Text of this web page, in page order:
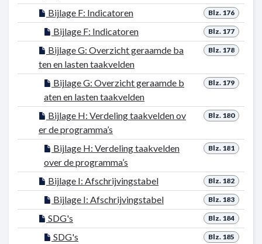
Blz. 176
Bijlage F: Indicatoren
Blz. 177
Bijlage F: Indicatoren
Blz. 178
Bijlage G: Overzicht geraamde ba
ten en lasten taakvelden
Blz. 179
Bijlage G: Overzicht geraamde b
aten en lasten taakvelden
Blz. 180
Bijlage H: Verdeling taakvelden ov
er de programma’s
Blz. 181
Bijlage H: Verdeling taakvelden
over de programma’s
Blz. 182
Bijlage I: Afschrijvingstabel
Blz. 183
Bijlage I: Afschrijvingstabel
Blz. 184
SDG's
Blz. 185
SDG's